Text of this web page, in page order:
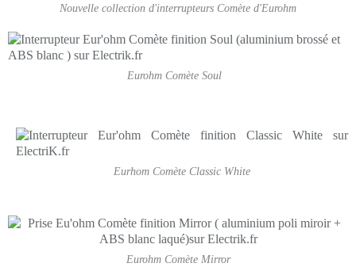
Nouvelle collection d'interrupteurs Comète d'Eurohm
Eurohm Comète Soul
Eurhom Comète Classic White
Eurohm Comète Mirror